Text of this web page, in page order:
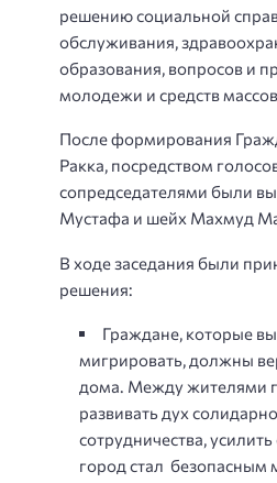
решению социальной
обслуживания,
образования, вопросов и
молодежи и средств
После формирования
Ракка, посредством
сопредседателями были
Мустафа и шейх Махмуд
В ходе заседания были
решения:
Граждане, которые
мигрировать, должны
дома. Между жителями
развивать дух
сотрудничества,
город стал безопасным